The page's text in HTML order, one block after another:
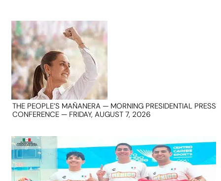
THE PEOPLE’S MAÑANERA — MORNING PRESIDENTIAL PRESS
CONFERENCE — FRIDAY, AUGUST 7, 2026